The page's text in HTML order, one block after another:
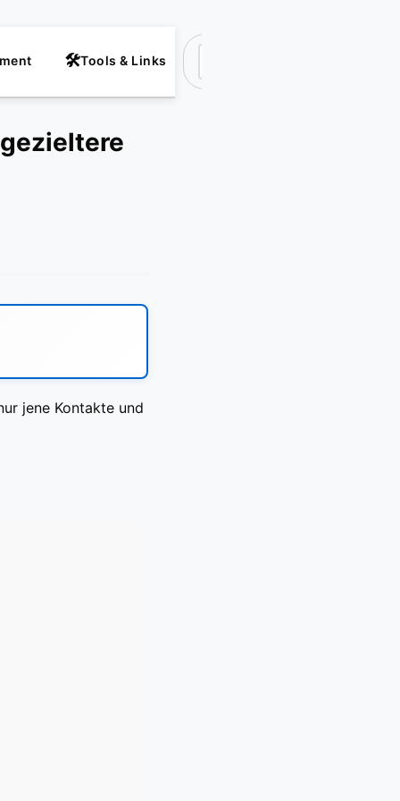
Tools & Links
jene Kontakte und